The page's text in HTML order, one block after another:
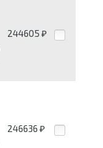
244605 ₽
246636 ₽